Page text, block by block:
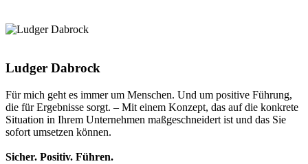
Ludger Dabrock
Für mich geht es immer um Menschen. Und um positive Führung,
die für Ergebnisse sorgt. – Mit einem Konzept, das auf die konkrete
Situation in Ihrem Unternehmen maßgeschneidert ist und das Sie
sofort umsetzen können.
Sicher. Positiv. Führen.